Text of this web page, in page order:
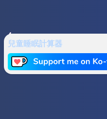
兒童睡眠計算器